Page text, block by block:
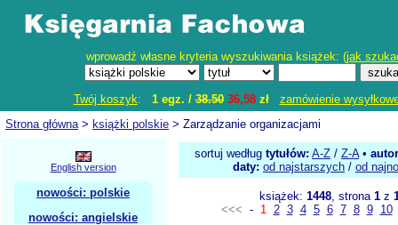
wprowadź własne kryteria wyszukiwania książek: (jak
Twój koszyk: 1 egz. /38.50 36,58zł
zamówienie
Strona główna> książki polskie > Zarządzanie organizacjami
English version
nowości: polskie
nowości: angielskie
sortuj według tytułów: A-Z / Z-A•
daty: od najstarszych / od
książek: 1448, strona 1z
<<< - 1 2 3 4 5 6 7 8 9 10